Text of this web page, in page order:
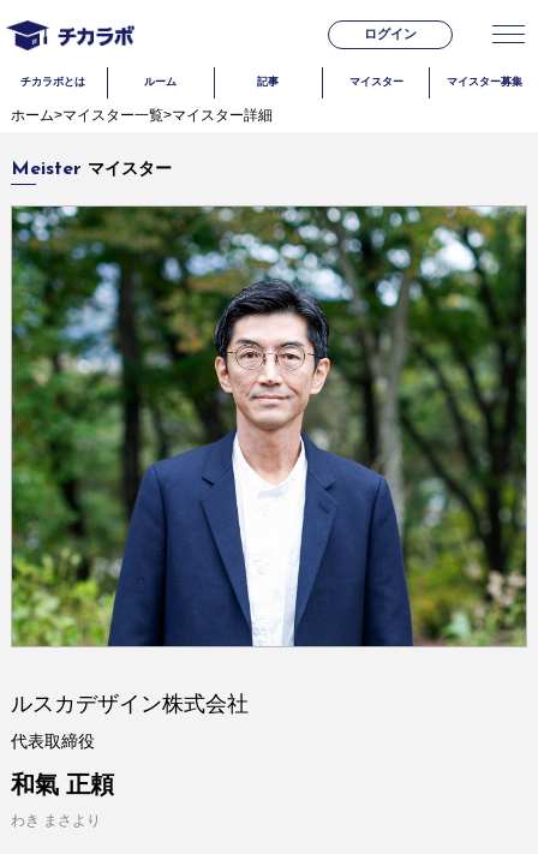
ログイン
チカラボとは ルーム 記事 マイスター マイスター募集
ホーム>マイスター一覧>マイスター詳細
Meister マイスター
ルスカデザイン株式会社
代表取締役
和氣 正頼
わき まさより